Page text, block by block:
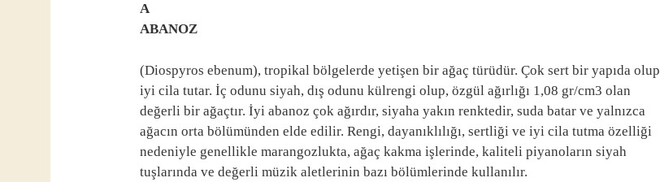
A
ABANOZ
(Diospyros ebenum), tropikal bölgelerde yetişen bir ağaç türüdür. Çok sert bir yapıda olup
iyi cila tutar. İç odunu siyah, dış odunu külrengi olup, özgül ağırlığı 1,08 gr/cm3 olan
değerli bir ağaçtır. İyi abanoz çok ağırdır, siyaha yakın renktedir, suda batar ve yalnızca
ağacın orta bölümünden elde edilir. Rengi, dayanıklılığı, sertliği ve iyi cila tutma özelliği
nedeniyle genellikle marangozlukta, ağaç kakma işlerinde, kaliteli piyanoların siyah
tuşlarında ve değerli müzik aletlerinin bazı bölümlerinde kullanılır.